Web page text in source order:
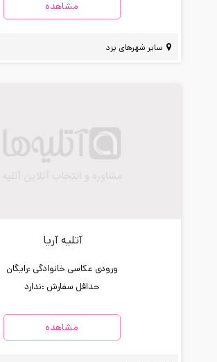
مشاهده
سایر شهرهای یزد
آتلیه آریا
ورودی عکاسی خانوادگی :رایگان
حداقل سفارش :ندارد
مشاهده